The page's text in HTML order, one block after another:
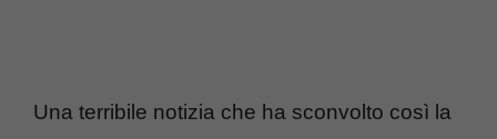
Una terribile notizia che ha sconvolto così la